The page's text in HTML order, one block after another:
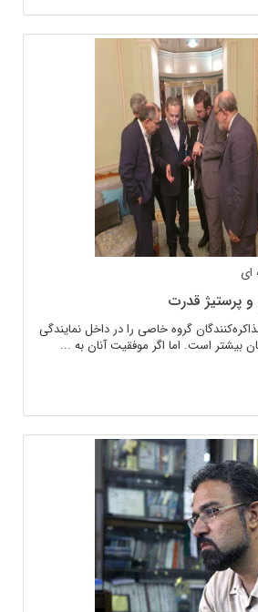
ای
و پرستیژ قدرت
ایرانی:1- اگر مذاکره‌کنندگان گروه خاصی را در داخل نمایندگی
بیشتر است. اما اگر موفقیت آنان به ...